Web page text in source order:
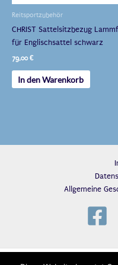
Reitsportzubehör
CHRIST Sattelsitzbezug
für Englischsattel schwarz
79,00€
In den Warenkorb
Allgemeine